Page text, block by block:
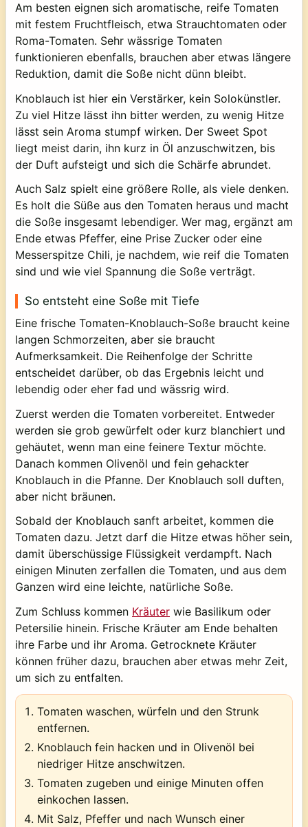
Am besten eignen sich aromatische, reife Tomaten
mit festem Fruchtfleisch, etwa Strauchtomaten oder
Roma-Tomaten. Sehr wässrige Tomaten
funktionieren ebenfalls, brauchen aber etwas längere
Reduktion, damit die Soße nicht dünn bleibt.
Knoblauch ist hier ein Verstärker, kein Solokünstler.
Zu viel Hitze lässt ihn bitter werden, zu wenig Hitze
lässt sein Aroma stumpf wirken. Der Sweet Spot
liegt meist darin, ihn kurz in Öl anzuschwitzen, bis
der Duft aufsteigt und sich die Schärfe abrundet.
Auch Salz spielt eine größere Rolle, als viele denken.
Es holt die Süße aus den Tomaten heraus und macht
die Soße insgesamt lebendiger. Wer mag, ergänzt am
Ende etwas Pfeffer, eine Prise Zucker oder eine
Messerspitze Chili, je nachdem, wie reif die Tomaten
sind und wie viel Spannung die Soße verträgt.
So entsteht eine Soße mit Tiefe
Eine frische Tomaten-Knoblauch-Soße braucht keine
langen Schmorzeiten, aber sie braucht
Aufmerksamkeit. Die Reihenfolge der Schritte
entscheidet darüber, ob das Ergebnis leicht und
lebendig oder eher fad und wässrig wird.
Zuerst werden die Tomaten vorbereitet. Entweder
werden sie grob gewürfelt oder kurz blanchiert und
gehäutet, wenn man eine feinere Textur möchte.
Danach kommen Olivenöl und fein gehackter
Knoblauch in die Pfanne. Der Knoblauch soll duften,
aber nicht bräunen.
Sobald der Knoblauch sanft arbeitet, kommen die
Tomaten dazu. Jetzt darf die Hitze etwas höher sein,
damit überschüssige Flüssigkeit verdampft. Nach
einigen Minuten zerfallen die Tomaten, und aus dem
Ganzen wird eine leichte, natürliche Soße.
Zum Schluss kommen Kräuter wie Basilikum oder
Petersilie hinein. Frische Kräuter am Ende behalten
ihre Farbe und ihr Aroma. Getrocknete Kräuter
können früher dazu, brauchen aber etwas mehr Zeit,
um sich zu entfalten.
Tomaten waschen, würfeln und den Strunk
entfernen.
Knoblauch fein hacken und in Olivenöl bei
niedriger Hitze anschwitzen.
Tomaten zugeben und einige Minuten offen
einkochen lassen.
Mit Salz, Pfeffer und nach Wunsch einer